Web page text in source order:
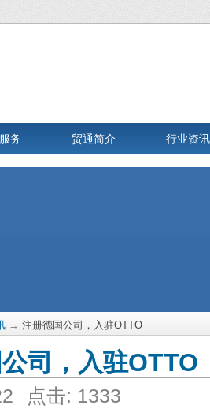
务 贸通简介 行业资讯
→ 注册德国公司，入驻OTTO
司，入驻OTTO
点击: 1333